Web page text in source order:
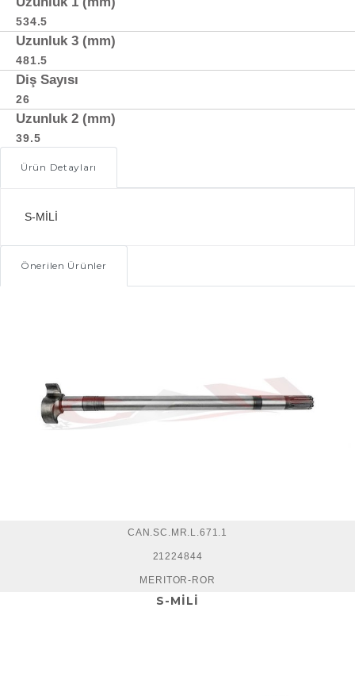
534.5
Uzunluk 3 (mm)
481.5
Diş Sayısı
26
Uzunluk 2 (mm)
39.5
Ürün Detayları
S-MİLİ
Önerilen Ürünler
CAN.SC.MR.L.671.1
21224844
MERITOR-ROR
S-MİLİ